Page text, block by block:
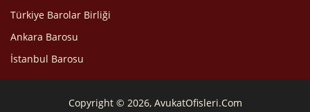
Türkiye Barolar Birliği
Ankara Barosu
İstanbul Barosu
Copyright © 2026, AvukatOfisleri.Com